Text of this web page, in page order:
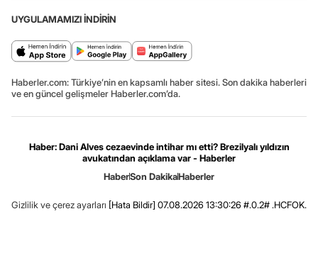
UYGULAMAMIZI İNDİRİN
Haberler.com: Türkiye’nin en kapsamlı haber sitesi. Son dakika haberleri
ve en güncel gelişmeler Haberler.com’da.
Haber: Dani Alves cezaevinde intihar mı etti? Brezilyalı yıldızın
avukatından açıklama var - Haberler
HaberSon DakikaHaberler
Gizlilik ve çerez ayarları [Hata Bildir] 07.08.2026 13:30:26 #.0.2# .HCFOK.